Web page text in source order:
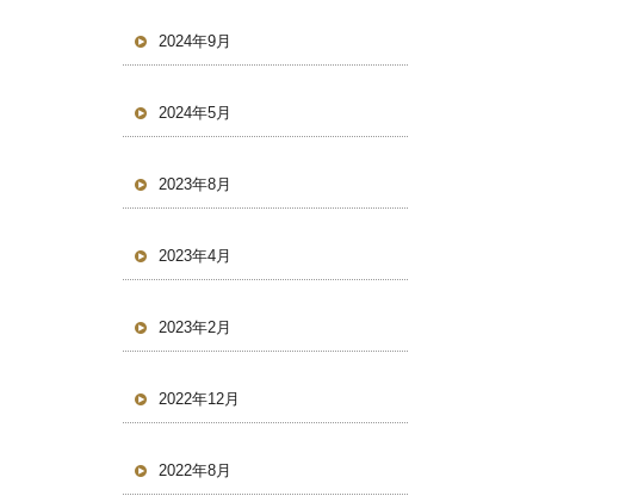
2024年9月
2024年5月
2023年8月
2023年4月
2023年2月
2022年12月
2022年8月